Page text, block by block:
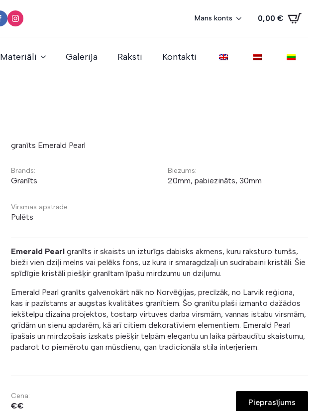
Mans konts 0,00 €
Materiāli Galerija Raksti Kontakti
granīts Emerald Pearl
Brands:
Granīts
Biezums:
20mm, pabiezināts, 30mm
Virsmas apstrāde:
Pulēts
Emerald Pearl granīts ir skaists un izturīgs dabisks akmens, kuru raksturo tumšs,
bieži vien dziļi melns vai pelēks fons, uz kura ir smaragdzaļi un sudrabaini kristāli. Šie
spīdīgie kristāli piešķir granītam īpašu mirdzumu un dziļumu.
Emerald Pearl granīts galvenokārt nāk no Norvēģijas, precīzāk, no Larvik reģiona,
kas ir pazīstams ar augstas kvalitātes granītiem. Šo granītu plaši izmanto dažādos
iekštelpu dizaina projektos, tostarp virtuves darba virsmām, vannas istabu virsmām,
grīdām un sienu apdarēm, kā arī citiem dekoratīviem elementiem. Emerald Pearl
īpašais un mirdzošais izskats piešķir telpām elegantu un laika pārbaudītu skaistumu,
padarot to piemērotu gan mūsdienu, gan tradicionāla stila interjeriem.
Cena:
€€ Pieprasījums